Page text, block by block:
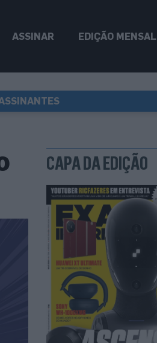
ASSINAR EDIÇÃO MENSAL
CAPA DA EDIÇÃO